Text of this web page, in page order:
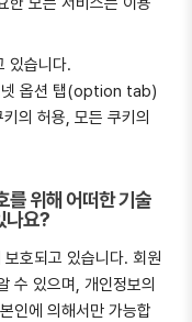
있습니다.
넷 옵션 탭(option tab)
의 허용, 모든 쿠키의
를 위해 어떠한 기술
나요?
호되고 있습니다. 회원
수 있으며, 개인정보의
인에 의해서만 가능합